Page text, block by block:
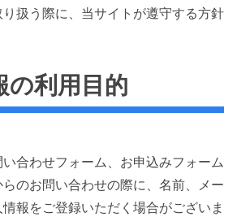
扱う際に、当サイトが遵守する方針
の利用目的
合わせフォーム、お申込みフォーム
のお問い合わせの際に、名前、メー
報をご登録いただく場合がございま